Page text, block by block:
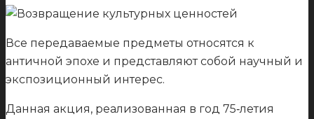
Все передаваемые предметы относятся к
античной эпохе и представляют собой научный и
экспозиционный интерес.
Данная акция, реализованная в год 75‑летия